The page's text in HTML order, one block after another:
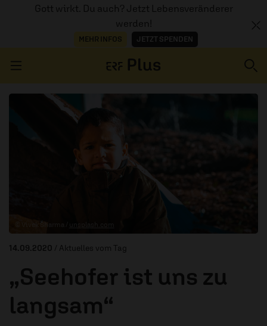
Gott wirkt. Du auch? Jetzt Lebensveränderer
werden!
MEHR INFOS JETZT SPENDEN
14.09.2020 / Aktuelles vom Tag
„Seehofer ist uns zu
langsam“